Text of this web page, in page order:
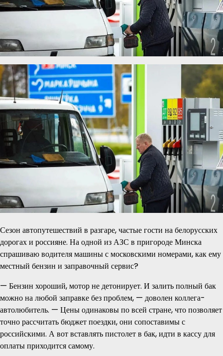
Сезон автопутешествий в разгаре, частые гости на белорусских
дорогах и россияне. На одной из АЗС в пригороде Минска
спрашиваю водителя машины с московскими номерами, как ему
местный бензин и заправочный сервис?
— Бензин хороший, мотор не детонирует. И залить полный бак
можно на любой заправке без проблем, — доволен коллега-
автолюбитель. — Цены одинаковы по всей стране, что позволяет
точно рассчитать бюджет поездки, они сопоставимы с
российскими. А вот вставлять пистолет в бак, идти в кассу для
оплаты приходится самому.